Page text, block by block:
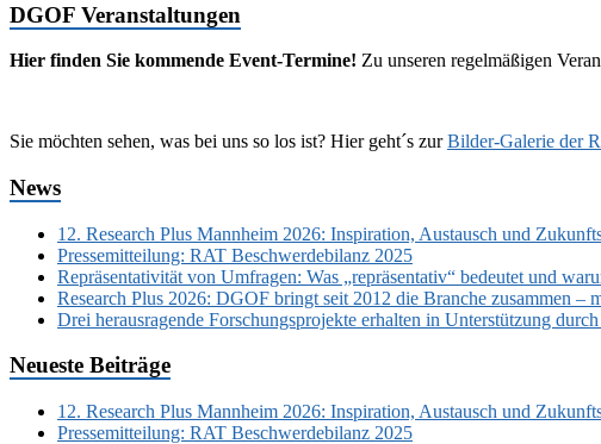
DGOF Veranstaltungen
Hier finden Sie kommende Event-Termine! Zu unseren regelmäßigen
Sie möchten sehen, was bei uns so los ist? Hier geht´s zurBilder-Galerie der
News
12. Research Plus Mannheim 2026: Inspiration, Austausch und
Pressemitteilung: RAT Beschwerdebilanz 2025
Repräsentativität von Umfragen: Was „repräsentativ“ bedeutet und
Research Plus 2026: DGOF bringt seit 2012 die Branche zusammen –
Drei herausragende Forschungsprojekte erhalten in Unterstützung
Neueste Beiträge
12. Research Plus Mannheim 2026: Inspiration, Austausch und
Pressemitteilung: RAT Beschwerdebilanz 2025